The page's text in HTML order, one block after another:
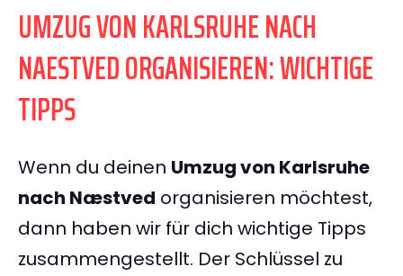
UMZUG VON KARLSRUHE NACH
NAESTVED ORGANISIEREN: WICHTIGE
TIPPS
Wenn du deinen Umzug von Karlsruhe
nach Næstved organisieren möchtest,
dann haben wir für dich wichtige Tipps
zusammengestellt. Der Schlüssel zu